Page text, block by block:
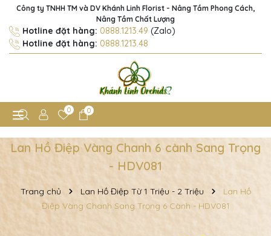
Công ty TNHH TM và DV Khánh Linh Florist - Nâng Tầm Phong Cách,
Nâng Tầm Chất Lượng
Hotline đặt hàng: 0888.1213.49 (Zalo)
Hotline đặt hàng: 0888.1213.48
0 0
Lan Hồ Điệp Vàng Chanh 6 cành Sang Trọng
- HDV081
Trang chủ Lan Hồ Điệp Từ 1 Triệu - 2 Triệu
Lan Hồ
Điệp Vàng Chanh Sang Trọng 6 Cành - HDV081